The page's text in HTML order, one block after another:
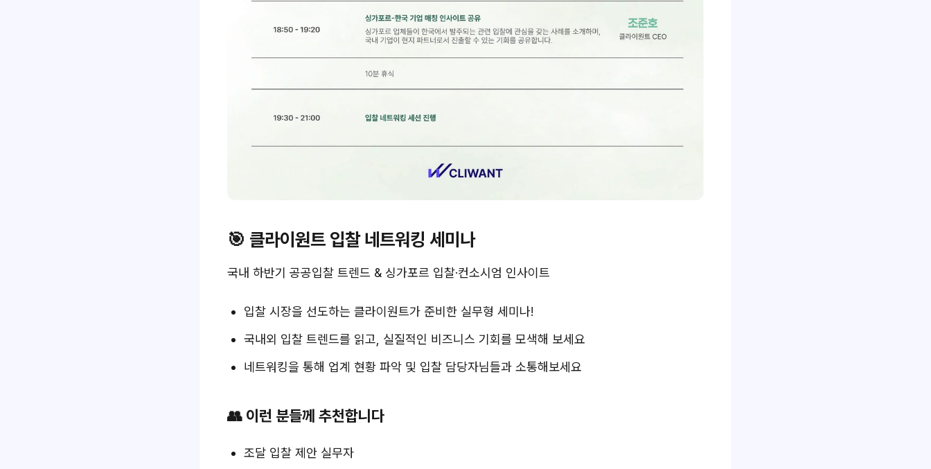
🎯 클라이원트 입찰 네트워킹 세미나
국내 하반기 공공입찰 트렌드 & 싱가포르 입찰·컨소시엄 인사이트
입찰 시장을 선도하는 클라이원트가 준비한 실무형 세미나!
국내외 입찰 트렌드를 읽고, 실질적인 비즈니스 기회를 모색해 보세요
네트워킹을 통해 업계 현황 파악 및 입찰 담당자님들과 소통해보세요
👥 이런 분들께 추천합니다
조달 입찰 제안 실무자